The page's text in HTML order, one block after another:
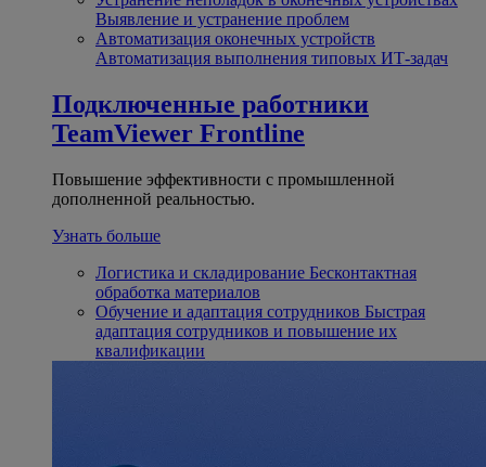
Выявление и устранение проблем
Автоматизация оконечных устройств
Автоматизация выполнения типовых ИТ-задач
Подключенные работники
TeamViewer Frontline
Повышение эффективности с промышленной
дополненной реальностью.
Узнать больше
Логистика и складирование Бесконтактная
обработка материалов
Обучение и адаптация сотрудников Быстрая
адаптация сотрудников и повышение их
квалификации